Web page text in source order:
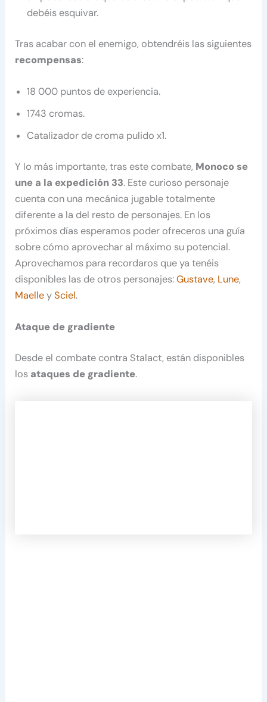
debéis esquivar.
Tras acabar con el enemigo, obtendréis las siguientes
recompensas:
18 000 puntos de experiencia.
1743 cromas.
Catalizador de croma pulido x1.
Y lo más importante, tras este combate, Monoco se
une a la expedición 33. Este curioso personaje
cuenta con una mecánica jugable totalmente
diferente a la del resto de personajes. En los
próximos días esperamos poder ofreceros una guía
sobre cómo aprovechar al máximo su potencial.
Aprovechamos para recordaros que ya tenéis
disponibles las de otros personajes:Gustave, Lune,
MaelleySciel.
Ataque de gradiente
Desde el combate contra Stalact, están disponibles
los ataques de gradiente.